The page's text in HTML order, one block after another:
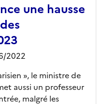
une hausse
2022
», le ministre de
aussi un professeur
malgré les